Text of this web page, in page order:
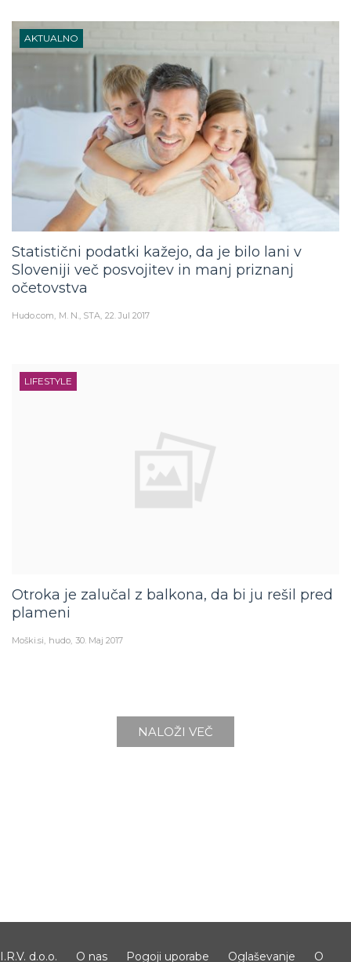
AKTUALNO
Statistični podatki kažejo, da je bilo lani v
Sloveniji več posvojitev in manj priznanj
očetovstva
Hudo.com M. N., STA 22. Jul 2017
LIFESTYLE
Otroka je zalučal z balkona, da bi ju rešil pred
plameni
Moški.si hudo 30. Maj 2017
NALOŽI VEČ
I.R.V. d.o.o. O nas Pogoji uporabe Oglaševanje O